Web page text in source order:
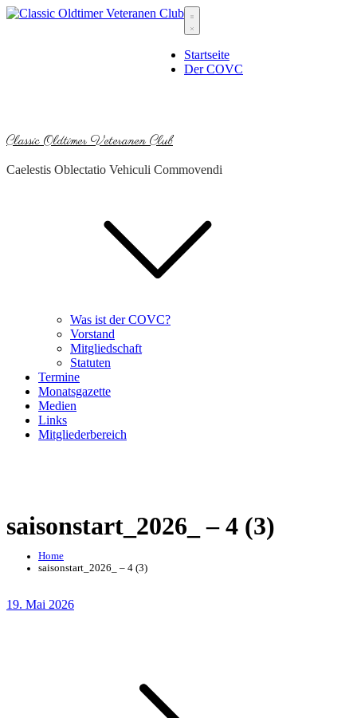
Skip
Classic Oldtimer Veteranen Club
Caelestis Oblectatio Vehiculi Commovendi
Startseite
Der COVC
Was ist der COVC?
Vorstand
Mitgliedschaft
Statuten
Termine
Monatsgazette
Medien
Links
Mitgliederbereich
saisonstart_2026_ – 4 (3)
Home
saisonstart_2026_ – 4 (3)
Posted
19. Mai 2026